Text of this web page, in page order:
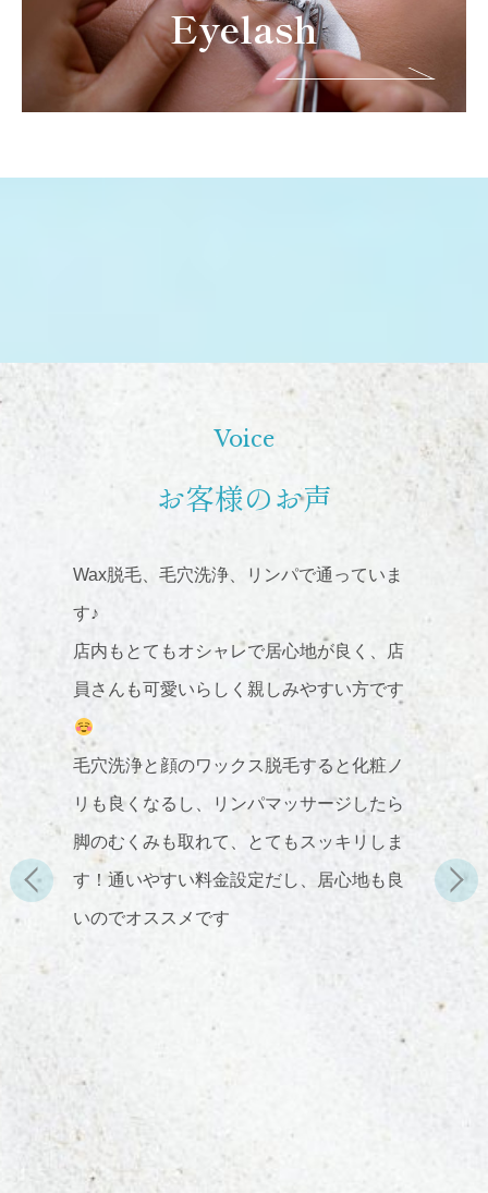
Eyelash
Voice
お客様のお声
Wax脱毛、毛穴洗浄、リンパで通っていま
す♪
店内もとてもオシャレで居心地が良く、店
員さんも可愛いらしく親しみやすい方です
毛穴洗浄と顔のワックス脱毛すると化粧ノ
リも良くなるし、リンパマッサージしたら
脚のむくみも取れて、とてもスッキリしま
す！通いやすい料金設定だし、居心地も良
いのでオススメです